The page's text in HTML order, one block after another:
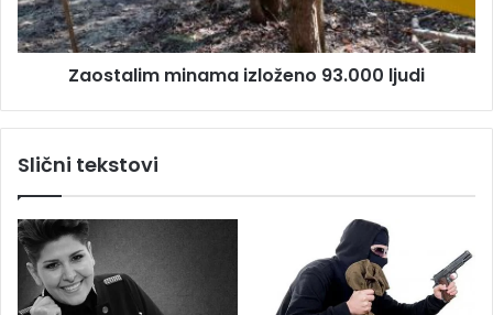
a
m
l
i
m
m
z
ž
Zaostalim minama izloženo 93.000 ljudi
Slični tekstovi